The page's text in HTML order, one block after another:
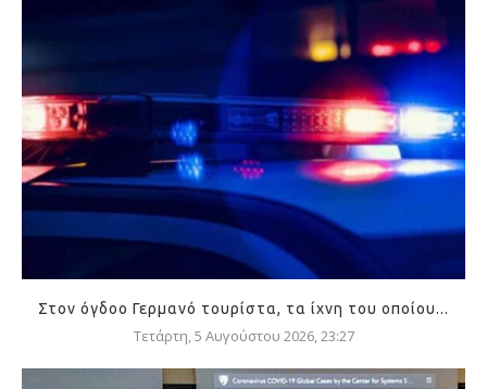
Στον όγδοο Γερμανό τουρίστα, τα ίχνη του οποίου...
Τετάρτη, 5 Αυγούστου 2026, 23:27